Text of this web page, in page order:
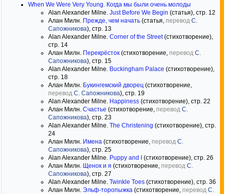
When We Were Very Young. Когда мы были очень молоды
Alan Alexander Milne. Just Before We Begin (статья), стр. 12
Алан Милн. Прежде, чем начать (статья, перевод С.
Сапожникова), стр. 13
Alan Alexander Milne. Corner of the Street(стихотворение),
стр. 14
Алан Милн. Перекрёсток (стихотворение, перевод С.
Сапожникова), стр. 15
Alan Alexander Milne. Buckingham Palace (стихотворение),
стр. 18
Алан Милн. Букингемский дворец (стихотворение,
перевод С. Сапожникова), стр. 19
Alan Alexander Milne. Happiness (стихотворение), стр. 22
Алан Милн. Счастье (стихотворение, перевод С.
Сапожникова), стр. 23
Alan Alexander Milne. The Christening (стихотворение), стр.
24
Алан Милн. Имена (стихотворение, перевод С.
Сапожникова), стр. 25
Alan Alexander Milne. Puppy and I (стихотворение), стр. 26
Алан Милн. Щенок и я (стихотворение, перевод С.
Сапожникова), стр. 27
Alan Alexander Milne. Twinkle Toes (стихотворение), стр. 36
Алан Милн. Эльф-торопыжка (стихотворение, перевод С.